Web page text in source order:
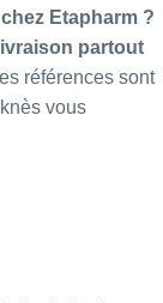
Etapharm ?
livraison partout
références sont
vous